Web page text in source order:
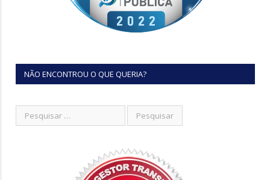
NÃO ENCONTROU O QUE QUERIA?